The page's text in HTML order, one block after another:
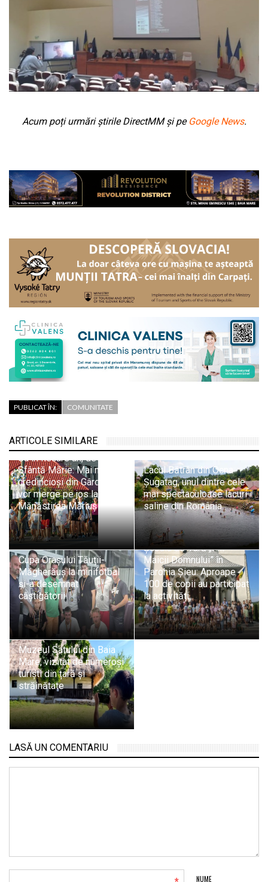
Acum poți urmări știrile DirectMM și pe Google News.
PUBLICAT ÎN: COMUNITATE
ARTICOLE SIMILARE
Ca în fiecare an, de
Sfântă Mărie: Mai mulți
credincioși din Gârdani
vor merge pe jos la
Mănăstirea Măriuș
Lacul Bătrân din Ocna
Șugatag, unul dintre cele
mai spectaculoase lacuri
saline din România
Cupa Orașului Tăuții-
Măgherăuș la minifotbal
și-a desemnat
câștigătorii
Școala de Vară „Fiii
Maicii Domnului” în
Parohia Șieu: Aproape
100 de copii au participat
la activități
Muzeul Satului din Baia
Mare, vizitat de numeroși
turiști din țară și
străinătate
LASĂ UN COMENTARIU
NUME